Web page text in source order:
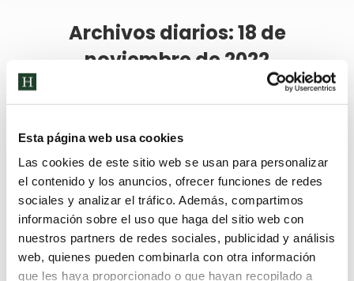
Esta página web usa cookies
Las cookies de este sitio web se usan para personalizar
el contenido y los anuncios, ofrecer funciones de redes
sociales y analizar el tráfico. Además, compartimos
información sobre el uso que haga del sitio web con
nuestros partners de redes sociales, publicidad y análisis
web, quienes pueden combinarla con otra información
que les haya proporcionado o que hayan recopilado a
Archivos diarios:18 de
noviembre de 2022